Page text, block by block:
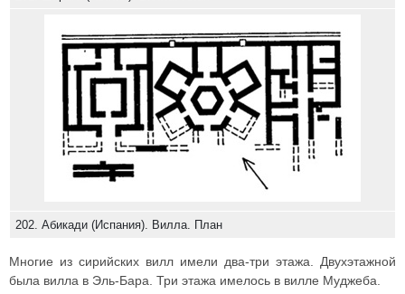
202. Абикади (Испания). Вилла. План
Многие из сирийских вилл имели два-три этажа. Двухэтажной
была вилла в Эль-Бара. Три этажа имелось в вилле Муджеба.